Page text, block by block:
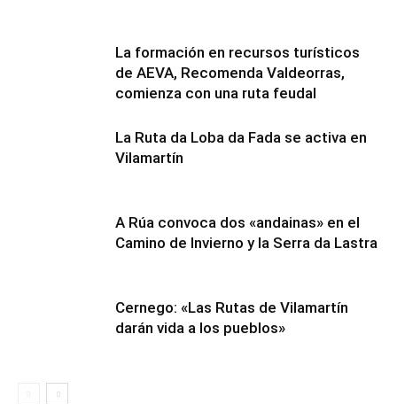
La formación en recursos turísticos
de AEVA, Recomenda Valdeorras,
comienza con una ruta feudal
La Ruta da Loba da Fada se activa en
Vilamartín
A Rúa convoca dos «andainas» en el
Camino de Invierno y la Serra da Lastra
Cernego: «Las Rutas de Vilamartín
darán vida a los pueblos»